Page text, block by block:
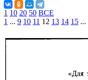
1 10 20 50 ВСЕ
1 ... 9 10 11 12 13 14 15 ...